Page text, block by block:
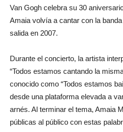
Van Gogh celebra su 30
Amaia volvía a cantar con la
salida en 2007.
Durante el concierto, la artista
“Todos estamos cantando la
conocido como “Todos estamos
desde una plataforma elevada a
arnés. Al terminar el tema, Amaia
públicas al público con estas